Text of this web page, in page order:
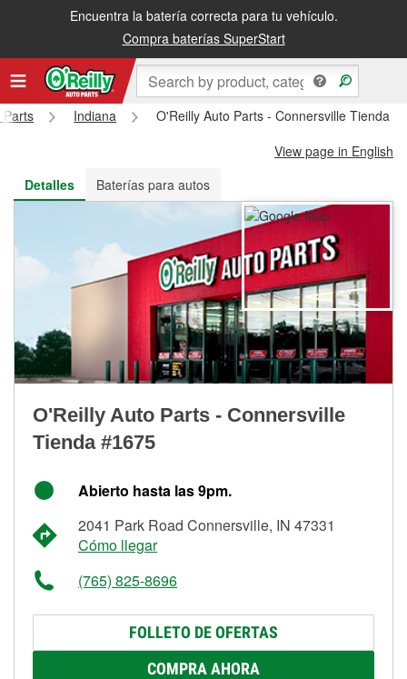
Encuentra la batería correcta para tu vehículo.
Compra baterías SuperStart
Recibe tu orden gratis al día siguiente o recógela en la tienda
Parts Indiana
O'Reilly Auto Parts - Connersville Tienda
View page in English
Detalles
Baterías para autos
O'Reilly Auto Parts - Connersville
Tienda #1675
Abierto hasta las 9pm.
2041 Park Road Connersville, IN 47331
Cómo llegar
(765) 825-8696
FOLLETO DE OFERTAS
COMPRA AHORA